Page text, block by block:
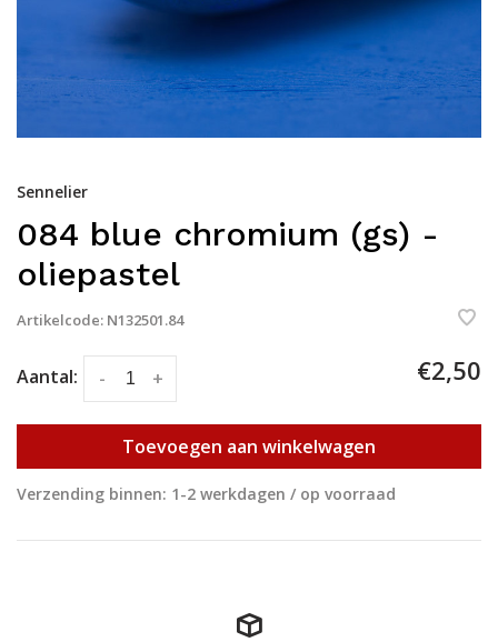
Sennelier
084 blue chromium (gs) -
oliepastel
Artikelcode: N132501.84
Aantal: +
- €2,50
Toevoegen aan winkelwagen
Verzending binnen: 1-2 werkdagen / op voorraad